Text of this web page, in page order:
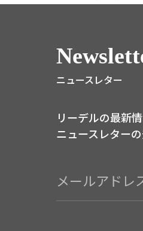
ニュースレター
リーデルの最新
ニュースレター